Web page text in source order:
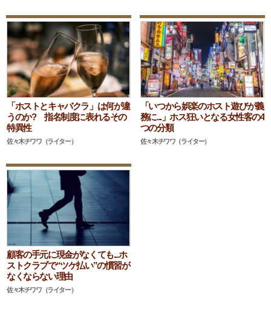
「ホストとキャバクラ」は何が違
うのか? 指名制度に表れるその
特異性
佐々木チワワ（ライター）
「いつから娯楽のホスト遊びが義
務に...」ホス狂いとなる女性客の4
つの分類
佐々木チワワ（ライター）
顧客の手元に現金がなくても...ホ
ストクラブで“ツケ払い”の慣習が
なくならない理由
佐々木チワワ（ライター）